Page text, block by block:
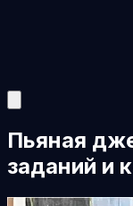
Пьяная
заданий и